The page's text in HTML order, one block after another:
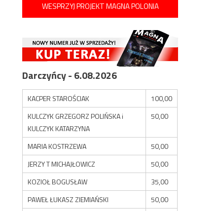
WESPRZYJ PROJEKT MAGNA POLONIA
Darczyńcy - 6.08.2026
KACPER STAROŚCIAK
100,00
KULCZYK GRZEGORZ POLIŃSKA i
KULCZYK KATARZYNA
50,00
MARIA KOSTRZEWA
50,00
JERZY T MICHAJŁOWICZ
50,00
KOZIOŁ BOGUSŁAW
35,00
PAWEŁ ŁUKASZ ZIEMIAŃSKI
50,00